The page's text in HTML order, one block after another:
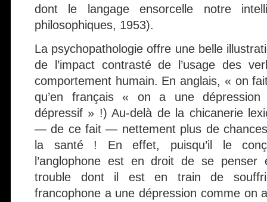
dont le langage ensorcelle notre
philosophiques, 1953).
La psychopathologie offre une belle
de l’impact contrasté de l’usage des
comportement humain. En anglais, « on
qu’en français « on a une
dépressif » !) Au-delà de la chicanerie
— de ce fait — nettement plus de
la santé ! En effet, puisqu’il le
l’anglophone est en droit de se
trouble dont il est en train de
francophone a une dépression comme on